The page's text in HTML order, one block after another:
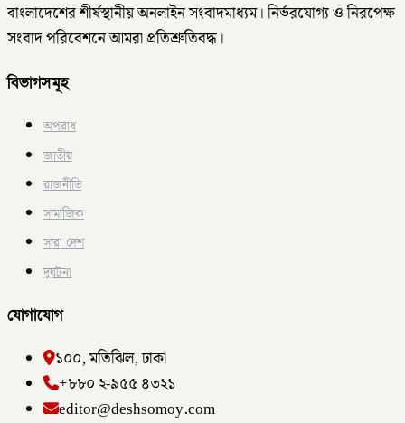
বাংলাদেশের শীর্ষস্থানীয় অনলাইন সংবাদমাধ্যম। নির্ভরযোগ্য ও নিরপেক্ষ
সংবাদ পরিবেশনে আমরা প্রতিশ্রুতিবদ্ধ।
বিভাগসমূহ
অপরাধ
জাতীয়
রাজনীতি
সামাজিক
সারা দেশ
দুর্ঘটনা
যোগাযোগ
১০০, মতিঝিল, ঢাকা
+৮৮০ ২-৯৫৫ ৪৩২১
editor@deshsomoy.com